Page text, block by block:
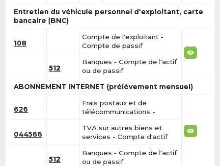
Entretien du véhicule personnel d'exploitant, carte
bancaire (BNC)
108
Compte de l'exploitant -
Compte de passif
512
Banques - Compte de l'actif
ou de passif
ABONNEMENT INTERNET (prélèvement mensuel)
626
Frais postaux et de
télécommunications -
044566
TVA sur autres biens et
services - Compte d'actif
512
Banques - Compte de l'actif
ou de passif